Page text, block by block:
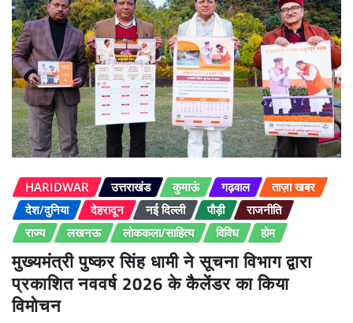
HARIDWAR उत्तराखंड कुमाऊं गढ़वाल
ताज़ा खबर
देश/दुनिया
देहरादून नई दिल्ली पौड़ी
राजनीति
राज्य
लखनऊ लोककला/साहित्य विविध होम
मुख्यमंत्री पुष्कर सिंह धामी ने सूचना विभाग द्वारा
प्रकाशित नववर्ष 2026 के कैलेंडर का किया
विमोचन